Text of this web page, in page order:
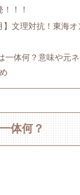
！！
】文理対抗！東海
一体何？意味や元
体何？